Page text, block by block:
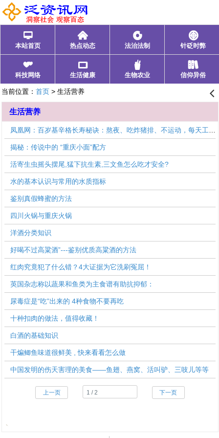
󰂑
本站首页
󰄫
热点动态
󰁍
法治法制
󰃓
针砭时弊
󰁩
科技网络
󰁰
生活健康
󰂺
生物农业
󰃊
信仰异俗
当前位置： 首页> 生活营养 󰊒
生活营养
揭秘：传说中的 “重庆小面”配方
活寄生虫摇头摆尾,猛下抗生素,三文鱼怎么吃才安全?
水的基本认识与常用的水质指标
鉴别真假蜂蜜的方法
四川火锅与重庆火锅
洋酒分类知识
好喝不过高粱酒”---鉴别优质高粱酒的方法
红肉究竟犯了什么错？4大证据为它洗刷冤屈！
英国杂志称以蔬果和鱼类为主食谱有助抗抑郁：
尿毒症是“吃”出来的 4种食物不要再吃
十种扣肉的做法，值得收藏！
白酒的基础知识
干煸鲫鱼味道很鲜美 , 快来看看怎么做
中国发明的伤天害理的美食——鱼翅、燕窝、活叫驴、三吱儿等等
上一页 下一页